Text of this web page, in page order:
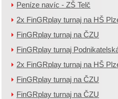
Peníze navíc - ZŠ Telč
2x FinGRplay turnaj na HŠ
FinGRplay turnaj na ČZU
FinGRplay turnaj
2x FinGRplay turnaj na HŠ
FinGRplay turnaj na ČZU
FinGRplay turnaj na ČZU